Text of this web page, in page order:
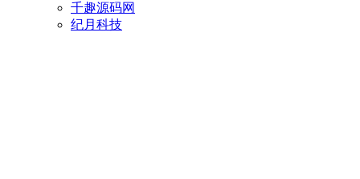
千趣源码网
纪月科技